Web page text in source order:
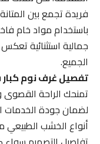
فريدة تجمع بين المتانة
باستخدام مواد خام
جمالية استثنائية تعكس
الجميع.
تفصيل غرف نوم كبار
تمنحك الراحة القصوى
لضمان جودة الخدمات
أنواع الخشب الطبيعي مثل